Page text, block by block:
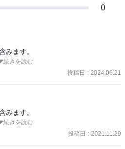
0
みます。
、地力を見せて、24-24のデュース
セット目を取って、セットカウント
体力の限界を迎えてアウト、月島も
交代。
続きを読む
投稿日 : 2024.06.21
みます。
、バレーができなくなった時だけ
続きを読む
投稿日 : 2021.11.29